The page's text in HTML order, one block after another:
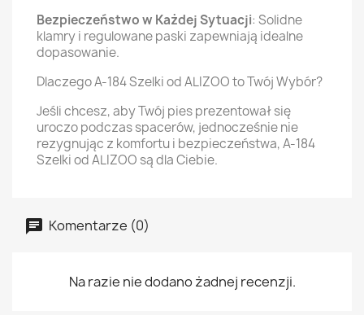
Bezpieczeństwo w Każdej Sytuacji: Solidne
klamry i regulowane paski zapewniają idealne
dopasowanie.
Dlaczego A-184 Szelki od ALIZOO to Twój Wybór?
Jeśli chcesz, aby Twój pies prezentował się
uroczo podczas spacerów, jednocześnie nie
rezygnując z komfortu i bezpieczeństwa, A-184
Szelki od ALIZOO są dla Ciebie.
Komentarze (0)
Na razie nie dodano żadnej recenzji.